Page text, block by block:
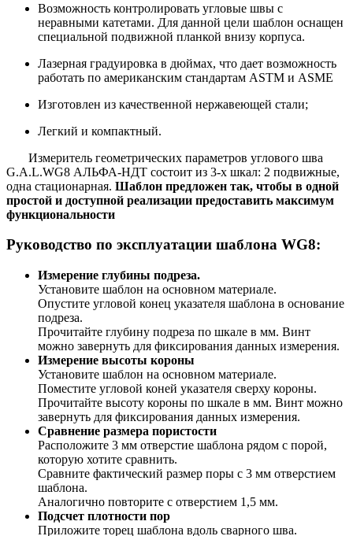
Возможность контролировать угловые швы с
неравными катетами. Для данной цели шаблон оснащен
специальной подвижной планкой внизу корпуса.
Лазерная градуировка в дюймах, что дает возможность
работать по американским стандартам ASTM и ASME
Изготовлен из качественной нержавеющей стали;
Легкий и компактный.
Измеритель геометрических параметров углового шва
G.A.L.WG8 АЛЬФА-НДТ состоит из 3-х шкал: 2 подвижные,
одна стационарная. Шаблон предложен так, чтобы в одной
простой и доступной реализации предоставить максимум
функциональности
Руководство по эксплуатации шаблона WG8:
Измерение глубины подреза.
Установите шаблон на основном материале.
Опустите угловой конец указателя шаблона в основание
подреза.
Прочитайте глубину подреза по шкале в мм. Винт
можно завернуть для фиксирования данных измерения.
Измерение высоты короны
Установите шаблон на основном материале.
Поместите угловой коней указателя сверху короны.
Прочитайте высоту короны по шкале в мм. Винт можно
завернуть для фиксирования данных измерения.
Сравнение размера пористости
Расположите 3 мм отверстие шаблона рядом с порой,
которую хотите сравнить.
Сравните фактический размер поры с 3 мм отверстием
шаблона.
Аналогично повторите с отверстием 1,5 мм.
Подсчет плотности пор
Приложите торец шаблона вдоль сварного шва.